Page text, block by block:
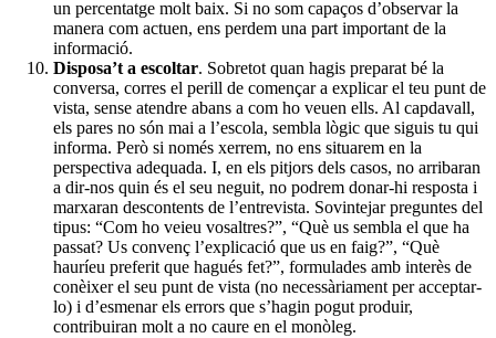
un percentatge molt baix. Si no som capaços d’observar la
manera com actuen, ens perdem una part important de la
informació.
Disposa’t a escoltar. Sobretot quan hagis preparat bé la
conversa, corres el perill de començar a explicar el teu punt de
vista, sense atendre abans a com ho veuen ells. Al capdavall,
els pares no són mai a l’escola, sembla lògic que siguis tu qui
informa. Però si només xerrem, no ens situarem en la
perspectiva adequada. I, en els pitjors dels casos, no arribaran
a dir-nos quin és el seu neguit, no podrem donar-hi resposta i
marxaran descontents de l’entrevista. Sovintejar preguntes del
tipus: “Com ho veieu vosaltres?”, “Què us sembla el que ha
passat? Us convenç l’explicació que us en faig?”, “Què
hauríeu preferit que hagués fet?”, formulades amb interès de
conèixer el seu punt de vista (no necessàriament per acceptar-
lo) i d’esmenar els errors que s’hagin pogut produir,
contribuiran molt a no caure en el monòleg.